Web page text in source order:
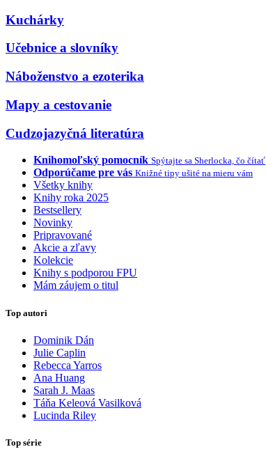
Kuchárky
Učebnice a slovníky
Náboženstvo a ezoterika
Mapy a cestovanie
Cudzojazyčná literatúra
Knihomoľský pomocník Spýtajte sa Sherlocka, čo čítať
Odporúčame pre vás Knižné tipy ušité na mieru vám
Všetky knihy
Knihy roka 2025
Bestsellery
Novinky
Pripravované
Akcie a zľavy
Kolekcie
Knihy s podporou FPU
Mám záujem o titul
Top autori
Dominik Dán
Julie Caplin
Rebecca Yarros
Ana Huang
Sarah J. Maas
Táňa Keleová Vasilková
Lucinda Riley
Top série